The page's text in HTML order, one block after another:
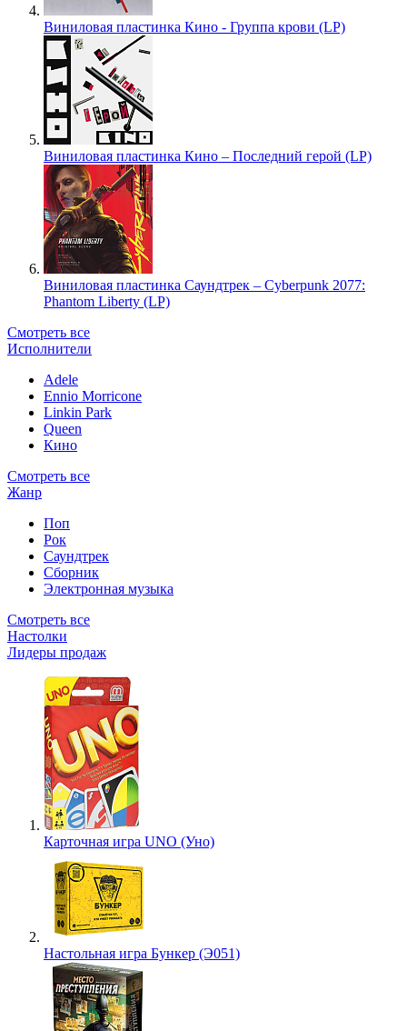
Виниловая пластинка Кино - Группа крови (LP)
Виниловая пластинка Кино – Последний герой (LP)
Виниловая пластинка Саундтрек – Cyberpunk 2077:
Phantom Liberty (LP)
Смотреть все
Исполнители
Adele
Ennio Morricone
Linkin Park
Queen
Кино
Смотреть все
Жанр
Поп
Рок
Саундтрек
Сборник
Электронная музыка
Смотреть все
Настолки
Лидеры продаж
Карточная игра UNO (Уно)
Настольная игра Бункер (Э051)